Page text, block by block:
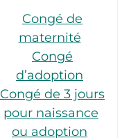
Congé de
maternité
Congé
d’adoption
Congé de 3 jours
pour naissance
ou adoption